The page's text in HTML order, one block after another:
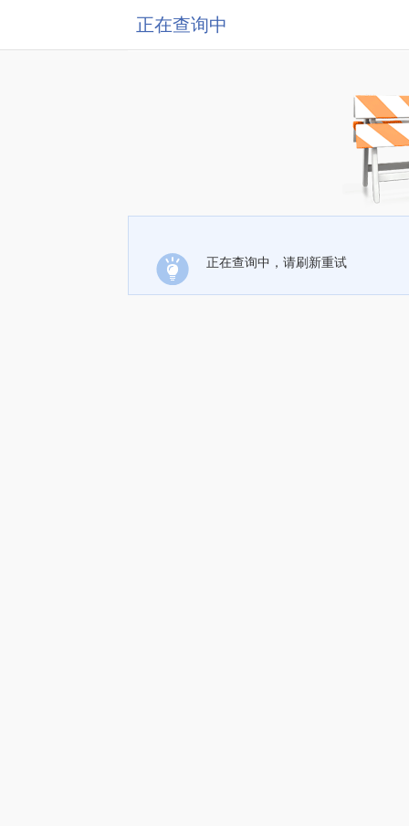
正在查询中
正在查询中，请刷新重试